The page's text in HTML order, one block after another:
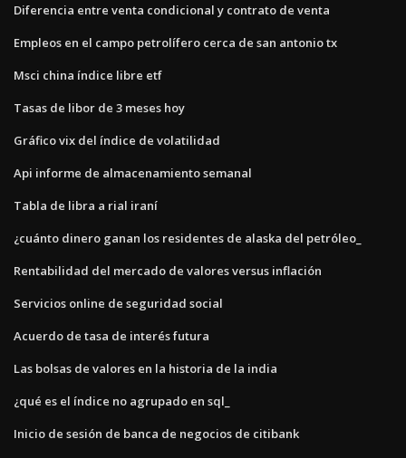
Diferencia entre venta condicional y contrato de venta
Empleos en el campo petrolífero cerca de san antonio tx
Msci china índice libre etf
Tasas de libor de 3 meses hoy
Gráfico vix del índice de volatilidad
Api informe de almacenamiento semanal
Tabla de libra a rial iraní
¿cuánto dinero ganan los residentes de alaska del petróleo_
Rentabilidad del mercado de valores versus inflación
Servicios online de seguridad social
Acuerdo de tasa de interés futura
Las bolsas de valores en la historia de la india
¿qué es el índice no agrupado en sql_
Inicio de sesión de banca de negocios de citibank